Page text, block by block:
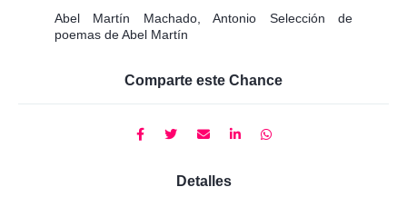
Abel Martín Machado, Antonio Selección de
poemas de Abel Martín
Comparte este Chance
Detalles